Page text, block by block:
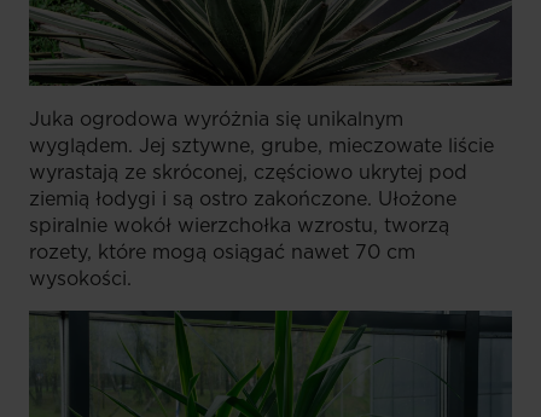
Juka ogrodowa wyróżnia się unikalnym
wyglądem. Jej sztywne, grube, mieczowate liście
wyrastają ze skróconej, częściowo ukrytej pod
ziemią łodygi i są ostro zakończone. Ułożone
spiralnie wokół wierzchołka wzrostu, tworzą
rozety, które mogą osiągać nawet 70 cm
wysokości.